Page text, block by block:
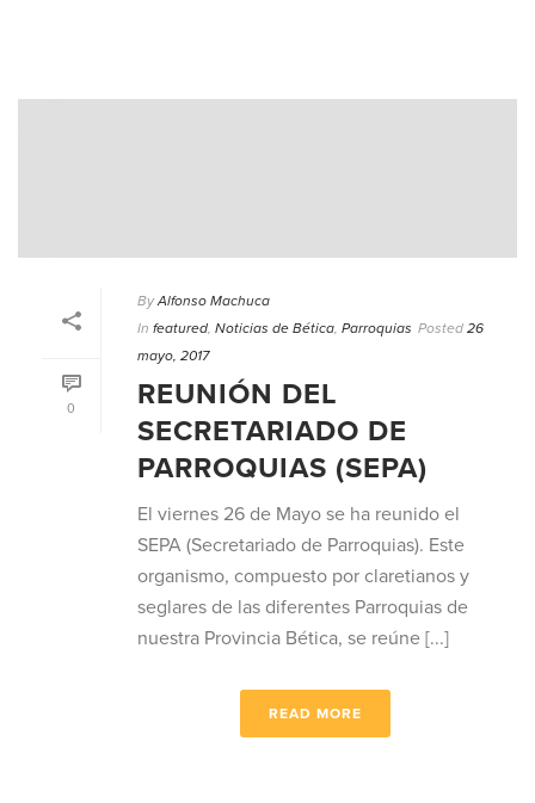
0
By Alfonso Machuca
In featured, Noticias de Bética, Parroquias Posted 26
mayo, 2017
REUNIÓN DEL
SECRETARIADO DE
PARROQUIAS (SEPA)
El viernes 26 de Mayo se ha reunido el
SEPA (Secretariado de Parroquias). Este
organismo, compuesto por claretianos y
seglares de las diferentes Parroquias de
nuestra Provincia Bética, se reúne [...]
READ MORE